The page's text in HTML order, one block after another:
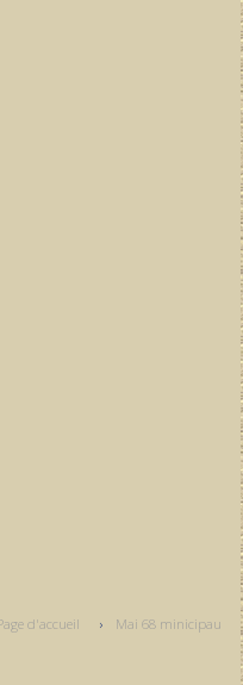
d'accueil Mai 68 minicipau